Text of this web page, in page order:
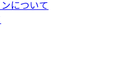
について